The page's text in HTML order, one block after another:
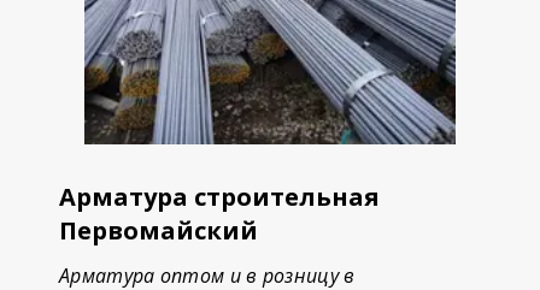
Арматура строительная
Первомайский
Арматура оптом и в розницу в